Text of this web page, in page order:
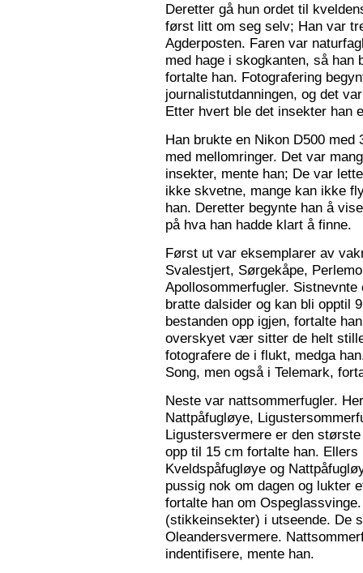
Deretter gå hun ordet til
først litt om seg selv; Han var
Agderposten. Faren var
med hage i skogkanten, så han
fortalte han. Fotografering
journalistutdanningen, og det
Etter hvert ble det insekter han
Han brukte en Nikon D500
med mellomringer. Det var
insekter, mente han; De var
ikke skvetne, mange kan ikke
han. Deretter begynte han å
på hva han hadde klart å finne.
Først ut var eksemplarer av
Svalestjert, Sørgekåpe,
Apollosommerfugler.
bratte dalsider og kan bli opptil
bestanden opp igjen, fortalte
overskyet vær sitter de helt
fotografere de i flukt, medga
Song, men også i Telemark,
Neste var nattsommerfugler.
Nattpåfugløye,
Ligustersvermere er den
opp til 15 cm fortalte han.
Kveldspåfugløye og
pussig nok om dagen og lukter
fortalte han om
(stikkeinsekter) i utseende. De
Oleandersvermere.
indentifisere, mente han.